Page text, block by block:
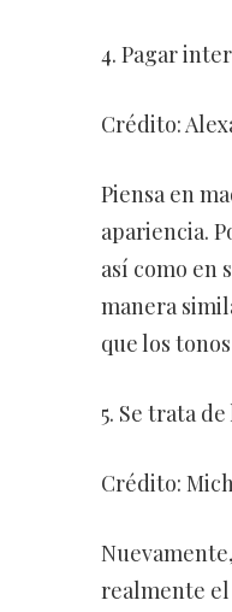
4. Pagar
Crédito:
Piensa en
apariencia.
así como en
manera
que los
5. Se trata
Crédito:
realmente el